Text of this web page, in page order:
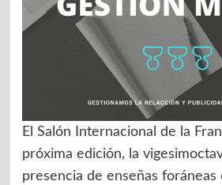
El Salón Internacional de la
próxima edición, la
presencia de enseñas foráneas